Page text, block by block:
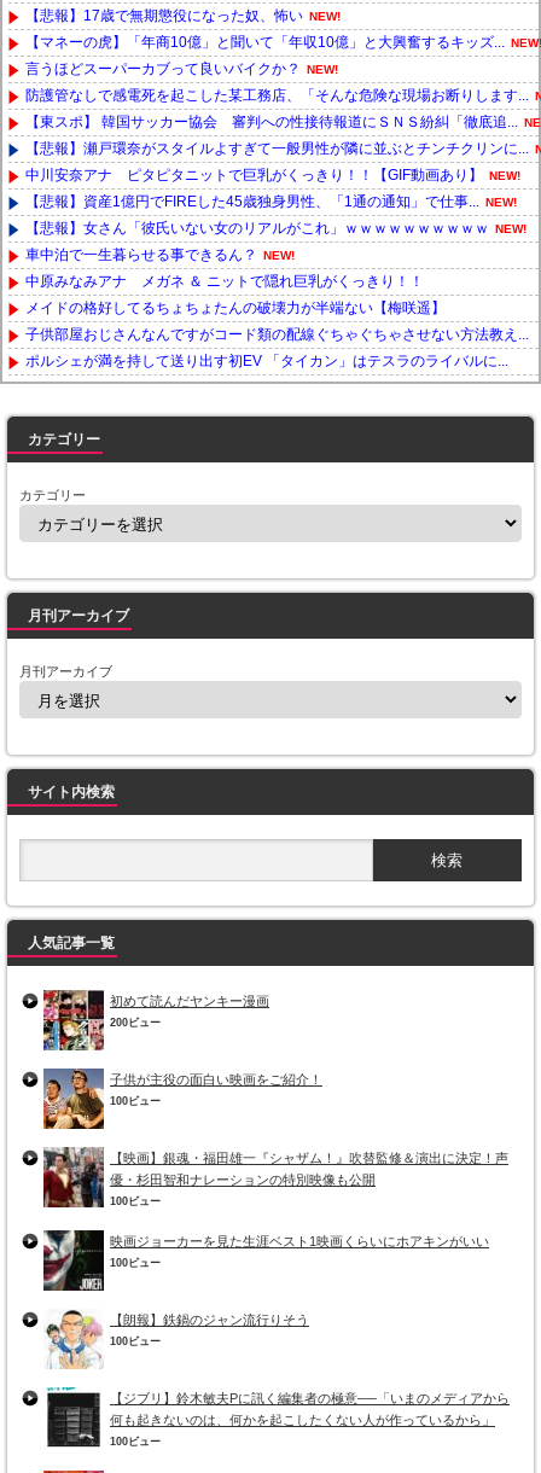
【悲報】17歳で無期懲役になった奴、怖い NEW!
【マネーの虎】「年商10億」と聞いて「年収10億」と大興奮するキッズ... NEW!
言うほどスーパーカブって良いバイクか？ NEW!
防護管なしで感電死を起こした某工務店、「そんな危険な現場お断りします...
【東スポ】 韓国サッカー協会 審判への性接待報道にＳＮＳ紛糾「徹底追...
【悲報】瀬戸環奈がスタイルよすぎて一般男性が隣に並ぶとチンチクリンに...
中川安奈アナ ピタピタニットで巨乳がくっきり！！【GIF動画あり】 NEW!
【悲報】資産1億円でFIREした45歳独身男性、「1通の通知」で仕事... NEW!
【悲報】女さん「彼氏いない女のリアルがこれ」ｗｗｗｗｗｗｗｗｗｗ NEW!
車中泊で一生暮らせる事できるん？ NEW!
中原みなみアナ メガネ ＆ ニットで隠れ巨乳がくっきり！！
メイドの格好してるちょちょたんの破壊力が半端ない【梅咲遥】
子供部屋おじさんなんですがコード類の配線ぐちゃぐちゃさせない方法教え...
ポルシェが満を持して送り出す初EV 「タイカン」はテスラのライバルに...
カテゴリー
カテゴリー
月刊アーカイブ
月刊アーカイブ
サイト内検索
人気記事一覧
初めて読んだヤンキー漫画
200ビュー
子供が主役の面白い映画をご紹介！
100ビュー
【映画】銀魂・福田雄一『シャザム！』吹替監修＆演出に決定！声
優・杉田智和ナレーションの特別映像も公開
100ビュー
映画ジョーカーを見た生涯ベスト1映画くらいにホアキンがいい
100ビュー
【朗報】鉄鍋のジャン流行りそう
100ビュー
【ジブリ】鈴木敏夫Pに訊く編集者の極意──「いまのメディアから
何も起きないのは、何かを起こしたくない人が作っているから」
100ビュー